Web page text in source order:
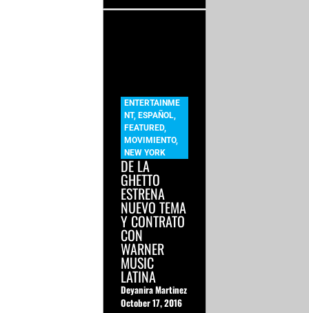
ENTERTAINME
NT, ESPAÑOL,
FEATURED,
MOVIMIENTO,
NEW YORK
DE LA
GHETTO
ESTRENA
NUEVO TEMA
Y CONTRATO
CON
WARNER
MUSIC
LATINA
Deyanira Martinez
October 17, 2016